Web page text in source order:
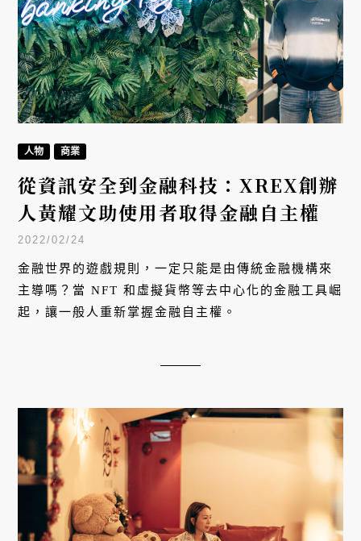
人物 商業
從資訊安全到金融科技：XREX創辦
人黃耀文助使用者取得金融自主權
2022/02/24
金融世界的遊戲規則，一定只能是由傳統金融機構來
主導嗎？當 NFT 和虛擬貨幣等去中心化的金融工具崛
起，讓一般人重新掌握金融自主權。